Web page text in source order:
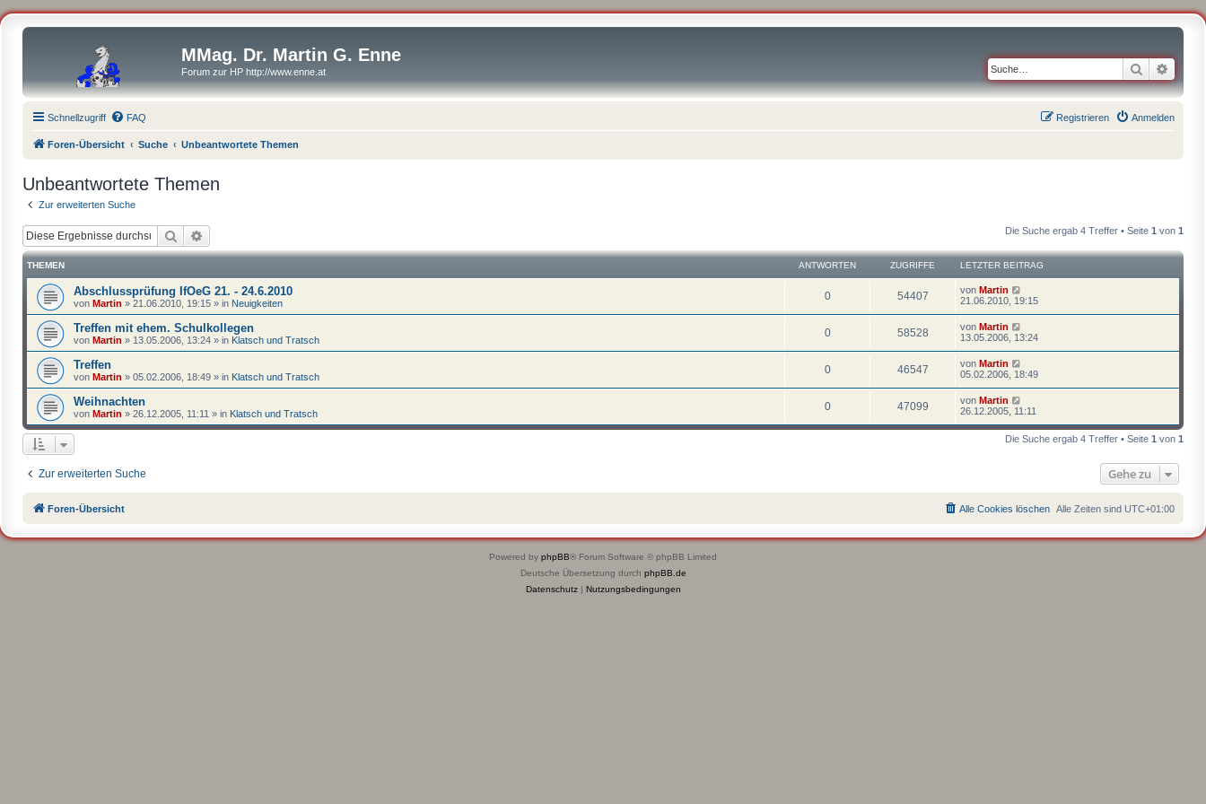
MMag. Dr. Martin G. Enne
Forum zur HP http://www.enne.at Suche
Schnellzugriff FAQ Anmelden
Registrieren
Foren-Übersicht Suche Unbeantwortete Themen
Unbeantwortete Themen
Zur erweiterten Suche
Suche Die Suche ergab 4 Treffer • Seite 1 von 1
THEMEN ANTWORTEN ZUGRIFFE LETZTER BEITRAG
Abschlussprüfung IfOeG 21. - 24.6.2010
von Martin » 21.06.2010, 19:15 » in Neuigkeiten
0 54407 von Martin
21.06.2010, 19:15
Treffen mit ehem. Schulkollegen
von Martin » 13.05.2006, 13:24 » in Klatsch und Tratsch
0 58528 von Martin
13.05.2006, 13:24
Treffen
von Martin » 05.02.2006, 18:49 » in Klatsch und Tratsch
0 46547 von Martin
05.02.2006, 18:49
Weihnachten
von Martin » 26.12.2005, 11:11 » in Klatsch und Tratsch
0 47099 von Martin
26.12.2005, 11:11
Die Suche ergab 4 Treffer • Seite 1 von 1
Zur erweiterten Suche Gehe zu
Foren-Übersicht Alle Zeiten sind UTC+01:00
Alle Cookies löschen
Powered by phpBB® Forum Software © phpBB Limited
Deutsche Übersetzung durch phpBB.de
Datenschutz| Nutzungsbedingungen